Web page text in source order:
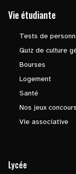
Vie étudiante
Tests de
Quiz de culture
Bourses
Logement
Santé
Nos jeux concours
Vie associative
Lycée